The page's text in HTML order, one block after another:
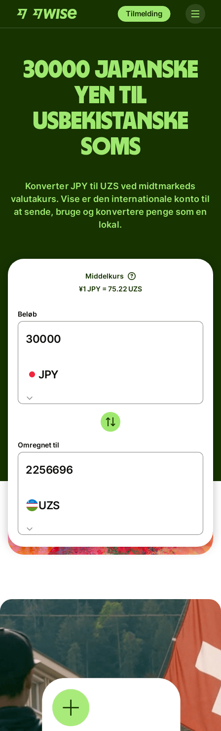
Tilmelding
30000 japanske
yen til
usbekistanske
soms
Konverter JPY til UZS ved midtmarkeds
valutakurs. Vise er den internationale konto til
at sende, bruge og konvertere penge som en
lokal.
Middelkurs
¥1 JPY = 75.22 UZS
Beløb
JPY
Omregnet til
UZS